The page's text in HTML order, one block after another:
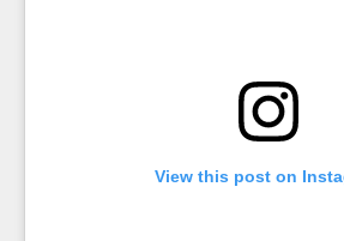
View this post on